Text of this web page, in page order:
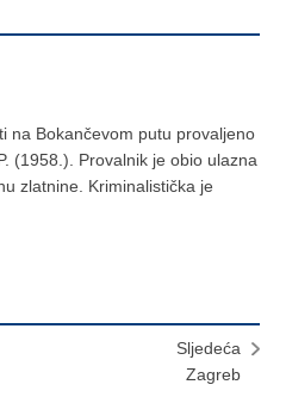
na Bokančevom putu provaljeno
(1958.). Provalnik je obio ulazna
zlatnine. Kriminalistička je
Sljedeća
Zagreb